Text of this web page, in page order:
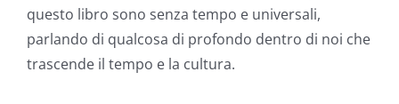
questo libro sono senza tempo e universali,
parlando di qualcosa di profondo dentro di noi che
trascende il tempo e la cultura.